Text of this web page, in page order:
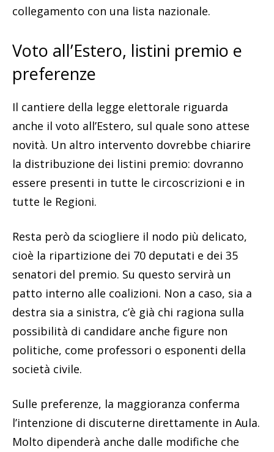
collegamento con una lista nazionale.
Voto all’Estero, listini premio e
preferenze
Il cantiere della legge elettorale riguarda
anche il voto all’Estero, sul quale sono attese
novità. Un altro intervento dovrebbe chiarire
la distribuzione dei listini premio: dovranno
essere presenti in tutte le circoscrizioni e in
tutte le Regioni.
Resta però da sciogliere il nodo più delicato,
cioè la ripartizione dei 70 deputati e dei 35
senatori del premio. Su questo servirà un
patto interno alle coalizioni. Non a caso, sia a
destra sia a sinistra, c’è già chi ragiona sulla
possibilità di candidare anche figure non
politiche, come professori o esponenti della
società civile.
Sulle preferenze, la maggioranza conferma
l’intenzione di discuterne direttamente in Aula.
Molto dipenderà anche dalle modifiche che